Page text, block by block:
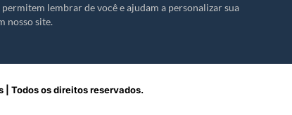
lembrar de você e ajudam a personalizar sua
nosso site.
| Todos os direitos reservados.